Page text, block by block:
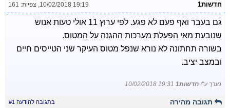
חדשות1 10/02/2018 19:19
, צפיות: 161
גם בעבר ואף פעם לא פגע. לפי ערוץ 11 אולי טעות אנוש
שנובעת מאי הפעלת מערכות ההגנה על המטוס.
בשורה תחתונה לא נורא שנפל מטוס העיקר שני הטייסים חיים
ובמצב יציב.
נערך ע"י חדשות1 10/02/2018 19:31
תגובה מהירה בתגובה להודעה #1